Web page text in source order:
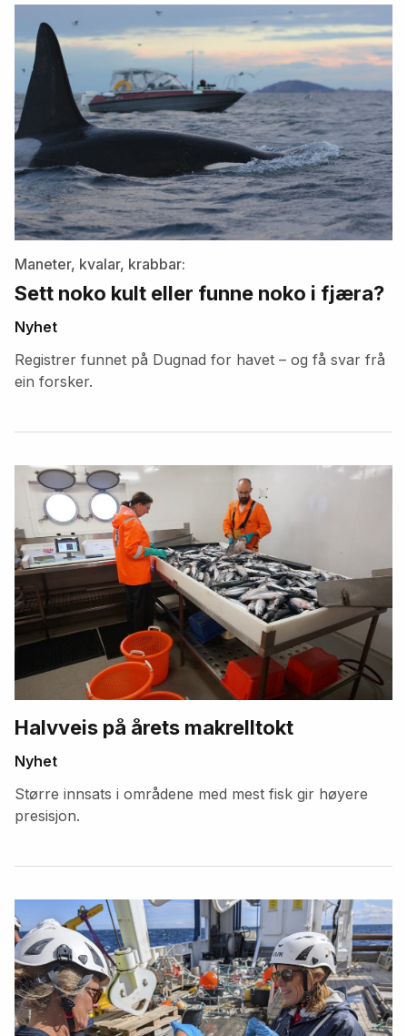
artikler
Maneter, kvalar, krabbar:
Sett noko kult eller funne noko i fjæra?
Nyhet
Registrer funnet på Dugnad for havet – og få svar frå
ein forsker.
Halvveis på årets makrelltokt
Nyhet
Større innsats i områdene med mest fisk gir høyere
presisjon.